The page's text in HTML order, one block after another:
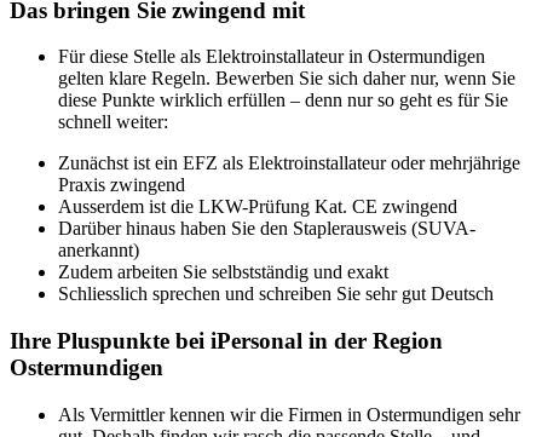
Das bringen Sie zwingend mit
Für diese Stelle als Elektroinstallateur in Ostermundigen
gelten klare Regeln. Bewerben Sie sich daher nur, wenn Sie
diese Punkte wirklich erfüllen – denn nur so geht es für Sie
schnell weiter:
Zunächst ist ein EFZ als Elektroinstallateur oder mehrjährige
Praxis zwingend
Ausserdem ist die LKW-Prüfung Kat. CE zwingend
Darüber hinaus haben Sie den Staplerausweis (SUVA-
anerkannt)
Zudem arbeiten Sie selbstständig und exakt
Schliesslich sprechen und schreiben Sie sehr gut Deutsch
Ihre Pluspunkte bei iPersonal in der Region
Ostermundigen
Als Vermittler kennen wir die Firmen in Ostermundigen sehr